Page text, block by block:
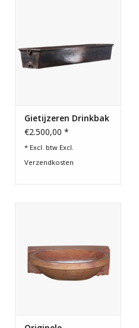
Gietijzeren Drinkbak
€2.500,00 *
* Excl. btw Excl.
Verzendkosten